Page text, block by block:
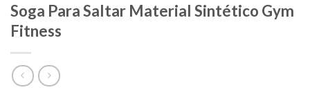
Soga Para Saltar Material Sintético Gym
Fitness